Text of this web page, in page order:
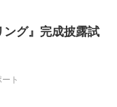
グ』完成披露試
ト